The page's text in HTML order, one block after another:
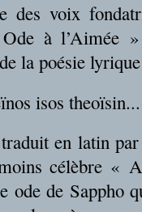
des voix
à l’Aimée
la poésie
isos theoïsin...
en latin
célèbre «
ode de Sappho